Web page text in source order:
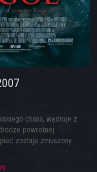
chana, wędruje z
powrotnej
zostaje zmuszony